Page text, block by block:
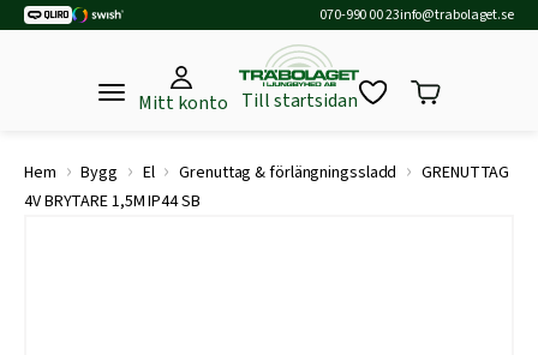
070-990 00 23info@trabolaget.se
Mitt konto Till startsidan
Hem › Bygg › El › Grenuttag & förlängningssladd › GRENUTTAG
4V BRYTARE 1,5M IP44 SB